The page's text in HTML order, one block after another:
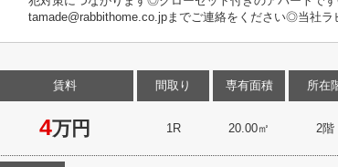
tamade@rabbithome.co.jpまでご連絡をください◎当社
賃料
4万円
間取り
1R
専有面積
20.00㎡
所在
2階